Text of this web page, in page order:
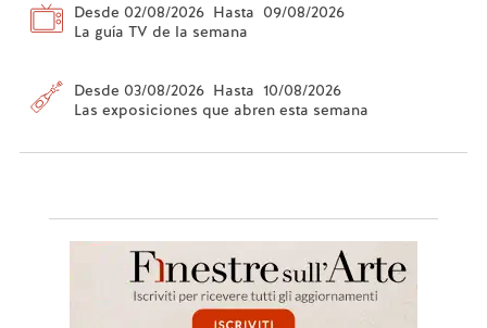
Desde 02/08/2026 Hasta 09/08/2026
La guía TV de la semana
Desde 03/08/2026 Hasta 10/08/2026
Las exposiciones que abren esta semana